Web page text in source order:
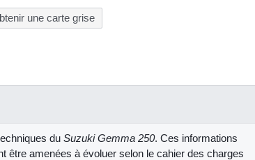
une carte grise
du Suzuki Gemma 250. Ces informations
être amenées à évoluer selon le cahier des charges